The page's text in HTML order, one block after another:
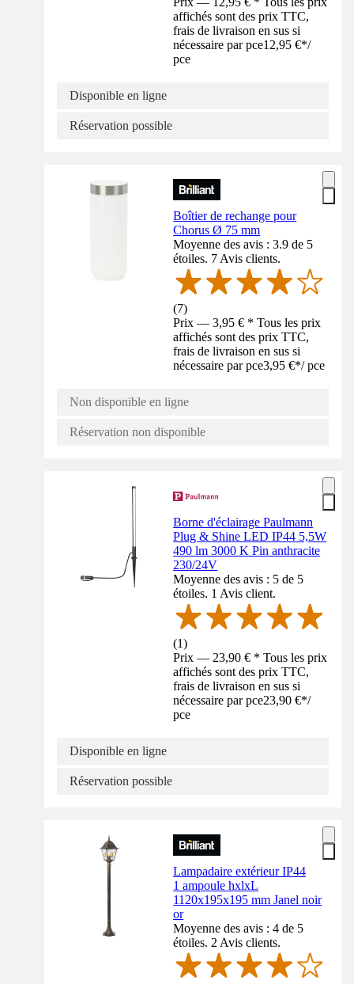
affichés sont des prix TTC,
frais de livraison en sus si
nécessaire par pce12,95 €*/
pce
Disponible en ligne
Réservation possible
Boîtier de rechange pour
Chorus Ø 75 mm
Moyenne des avis : 3.9 de 5
étoiles. 7 Avis clients.
(7)
Prix — 3,95 € * Tous les prix
affichés sont des prix TTC,
frais de livraison en sus si
nécessaire par pce3,95 €*/ pce
Non disponible en ligne
Réservation non disponible
Borne d'éclairage Paulmann
Plug & Shine LED IP44 5,5W
490 lm 3000 K Pin anthracite
230/24V
Moyenne des avis : 5 de 5
étoiles. 1 Avis client.
(1)
Prix — 23,90 € * Tous les prix
affichés sont des prix TTC,
frais de livraison en sus si
nécessaire par pce23,90 €*/
pce
Disponible en ligne
Réservation possible
Lampadaire extérieur IP44
1 ampoule hxlxL
1120x195x195 mm Janel noir
or
Moyenne des avis : 4 de 5
étoiles. 2 Avis clients.